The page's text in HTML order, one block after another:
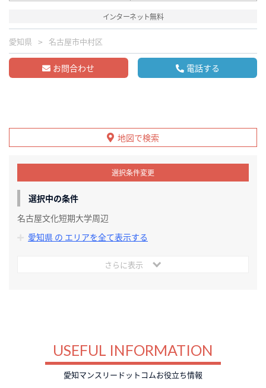
インターネット無料
愛知県 名古屋市中村区
お問合わせ 電話する
地図で検索
選択条件変更
選択中の条件
名古屋文化短期大学周辺
愛知県 の エリアを全て表示する
さらに表示
USEFUL INFORMATION
愛知マンスリードットコムお役立ち情報